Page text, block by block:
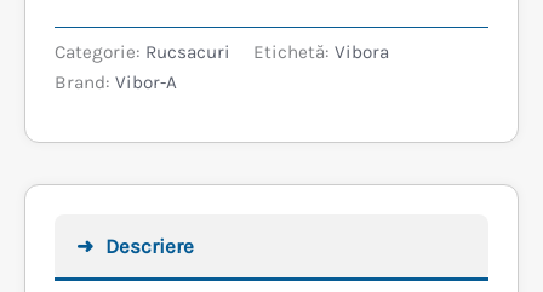
Categorie: Rucsacuri Etichetă: Vibora
Brand: Vibor-A
Descriere